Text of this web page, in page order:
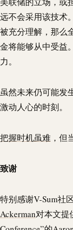
远不会采用该技术
被充分理解，那么
金将能够从中受益
力。
虽然未来仍可能发
激动人心的时刻。
把握时机虽难 ，但
致谢
特别感谢V-Sum社
Ackerman对本文提